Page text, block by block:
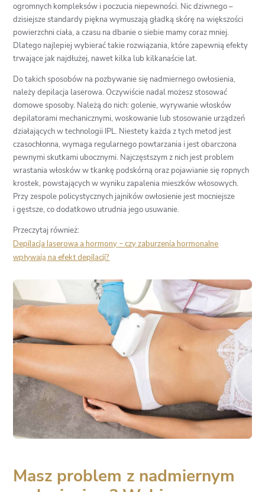
ogromnych kompleksów i poczucia niepewności. Nic dziwnego –
dzisiejsze standardy piękna wymuszają gładką skórę na większości
powierzchni ciała, a czasu na dbanie o siebie mamy coraz mniej.
Dlatego najlepiej wybierać takie rozwiązania, które zapewnią efekty
trwające jak najdłużej, nawet kilka lub kilkanaście lat.
Do takich sposobów na pozbywanie się nadmiernego owłosienia,
należy depilacja laserowa. Oczywiście nadal możesz stosować
domowe sposoby. Należą do nich: golenie, wyrywanie włosków
depilatorami mechanicznymi, woskowanie lub stosowanie urządzeń
działających w technologii IPL. Niestety każda z tych metod jest
czasochłonna, wymaga regularnego powtarzania i jest obarczona
pewnymi skutkami ubocznymi. Najczęstszym z nich jest problem
wrastania włosków w tkankę podskórną oraz pojawianie się ropnych
krostek, powstających w wyniku zapalenia mieszków włosowych.
Przy zespole policystycznych jajników owłosienie jest mocniejsze
i gęstsze, co dodatkowo utrudnia jego usuwanie.
Przeczytaj również:
Depilacja laserowa a hormony – czy zaburzenia hormonalne
wpływają na efekt depilacji?
Masz problem z nadmiernym